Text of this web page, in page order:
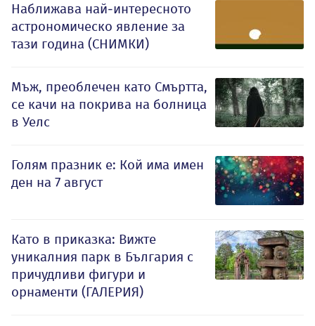
Наближава най-интересното
астрономическо явление за
тази година (СНИМКИ)
Мъж, преоблечен като Смъртта,
се качи на покрива на болница
в Уелс
Голям празник е: Кой има имен
ден на 7 август
Като в приказка: Вижте
уникалния парк в България с
причудливи фигури и
орнаменти (ГАЛЕРИЯ)